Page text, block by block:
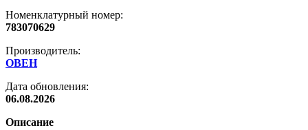
Номенклатурный номер:
783070629
Производитель:
ОВЕН
Дата обновления:
06.08.2026
Описание